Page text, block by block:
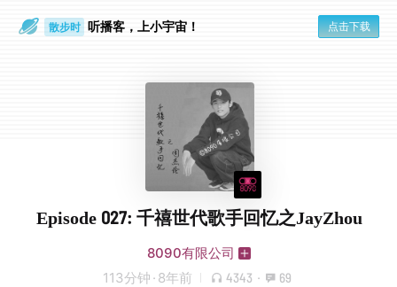
散步时 听播客，上小宇宙！ 点击下载
Episode 027: 千禧世代歌手回忆之JayZhou
8090有限公司
113分钟 · 8年前 4343 · 69